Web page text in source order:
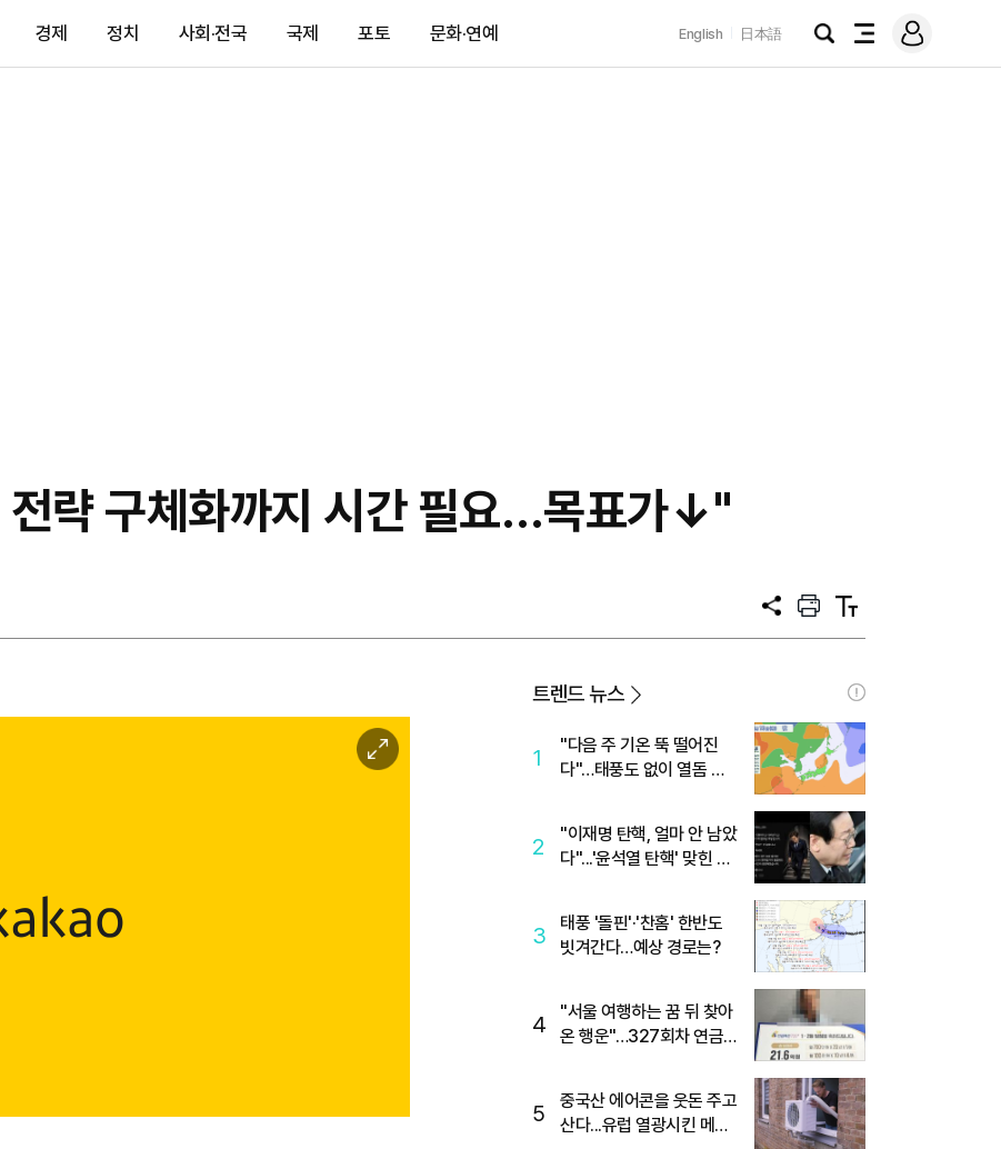
경제 정치 사회·전국 국제 포토 문화·연예 English 日本語
검
전
메
그
략 구체화까지 시간 필요…목표가↓"
공
프
트
텍
트
이
미
트렌드 뉴스
1
"다음 주 기온 뚝 떨어진
다"…태풍도 없이 열돔 박
2
"이재명 탄핵, 얼마 안 남았
다"...'윤석열 탄핵' 맞힌 무
3
태풍 '돌핀'·'찬홈' 한반도
빗겨간다…예상 경로는?
4
"서울 여행하는 꿈 뒤 찾아
온 행운"…327회차 연금
5
중국산 에어콘을 웃돈 주고
산다...유럽 열광시킨 메이